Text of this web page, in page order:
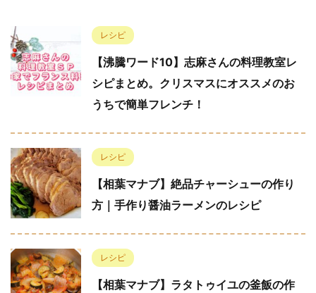
レシピ
【沸騰ワード10】志麻さんの料理教室レ
シピまとめ。クリスマスにオススメのお
うちで簡単フレンチ！
レシピ
【相葉マナブ】絶品チャーシューの作り
方｜手作り醤油ラーメンのレシピ
レシピ
【相葉マナブ】ラタトゥイユの釜飯の作